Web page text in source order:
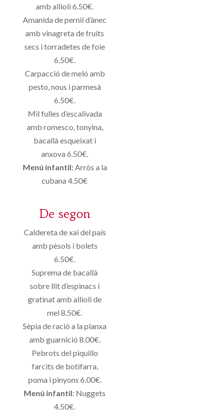
amb allioli 6.50€.
Amanida de pernil d’ànec
amb vinagreta de fruits
secs i torradetes de foie
6.50€.
Carpacció de meló amb
pesto, nous i parmesà
6.50€.
Mil fulles d’escalivada
amb romesco, tonyina,
bacallà esqueixat i
anxova 6.50€.
Menú infantil:Arròs a la
cubana 4.50€
De segon
Caldereta de xai del país
amb pèsols i bolets
6.50€.
Suprema de bacallà
sobre llit d’espinacs i
gratinat amb allioli de
mel 8.50€.
Sèpia de ració a la planxa
amb guarnició 8.00€.
Pebrots del piquillo
farcits de botifarra,
poma i pinyons 6.00€.
Menú infantil: Nuggets
4.50€.